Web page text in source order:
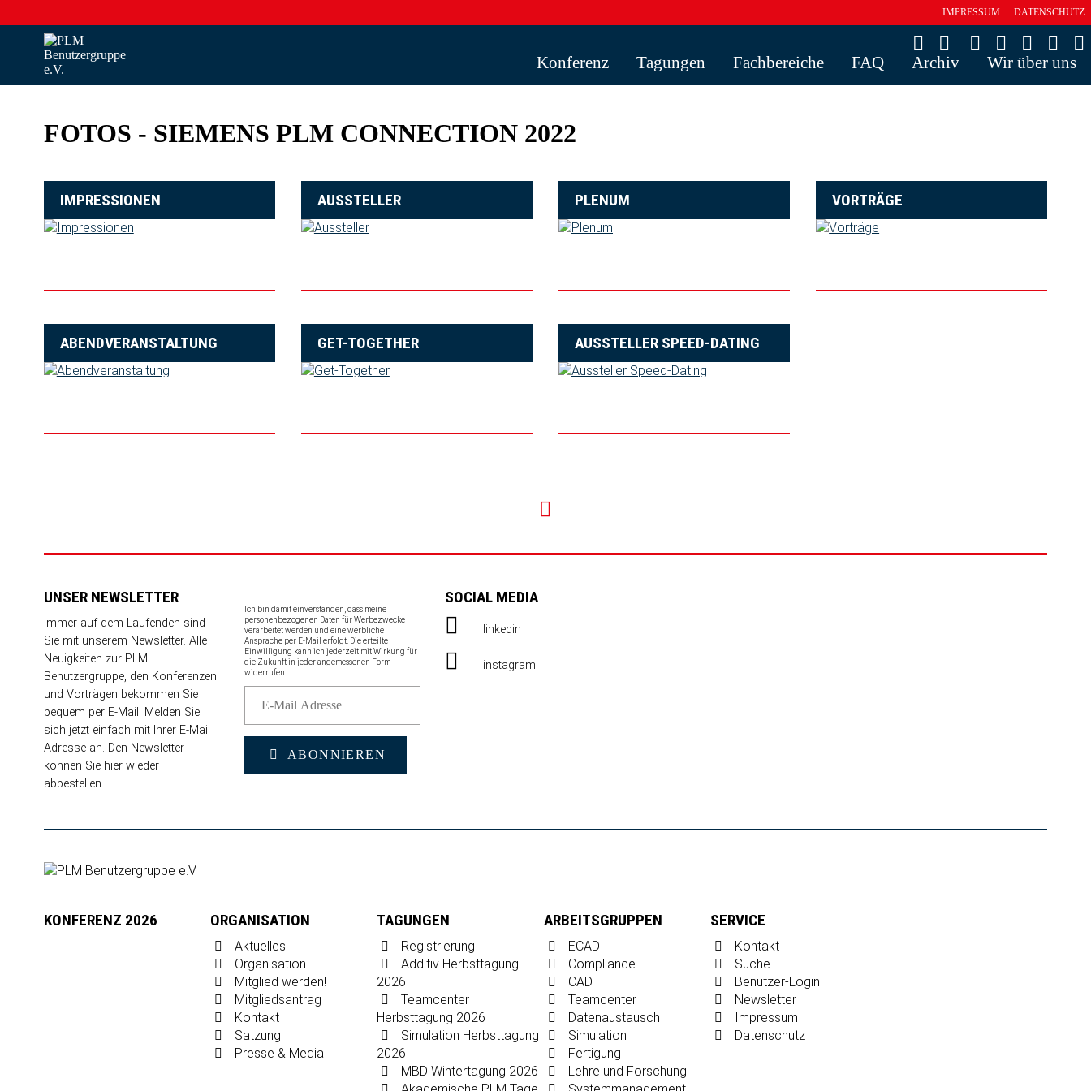
IMPRESSUM DATENSCHUTZ
Konferenz Tagungen Fachbereiche FAQ Archiv Wir über uns
FOTOS - SIEMENS PLM CONNECTION 2022
IMPRESSIONEN AUSSTELLER PLENUM VORTRÄGE
ABENDVERANSTALTUNG GET-TOGETHER AUSSTELLER SPEED-DATING
UNSER NEWSLETTER
Immer auf dem Laufenden sind
Sie mit unserem Newsletter. Alle
Neuigkeiten zur PLM
Benutzergruppe, den Konferenzen
und Vorträgen bekommen Sie
bequem per E-Mail. Melden Sie
sich jetzt einfach mit Ihrer E-Mail
Adresse an. Den Newsletter
können Sie hier wieder
abbestellen.
Ich bin damit einverstanden, dass meine
personenbezogenen Daten für Werbezwecke
verarbeitet werden und eine werbliche
Ansprache per E-Mail erfolgt. Die erteilte
Einwilligung kann ich jederzeit mit Wirkung für
die Zukunft in jeder angemessenen Form
widerrufen.
ABONNIEREN
SOCIAL MEDIA
linkedin
instagram
KONFERENZ 2026 ORGANISATION
Aktuelles
Organisation
Mitglied werden!
Mitgliedsantrag
Kontakt
Satzung
Presse & Media
TAGUNGEN
Registrierung
Additiv Herbsttagung
2026
Teamcenter
Herbsttagung 2026
Simulation Herbsttagung
2026
MBD Wintertagung 2026
ARBEITSGRUPPEN
ECAD
Compliance
CAD
Teamcenter
Datenaustausch
Simulation
Fertigung
Lehre und Forschung
SERVICE
Kontakt
Suche
Benutzer-Login
Newsletter
Impressum
Datenschutz